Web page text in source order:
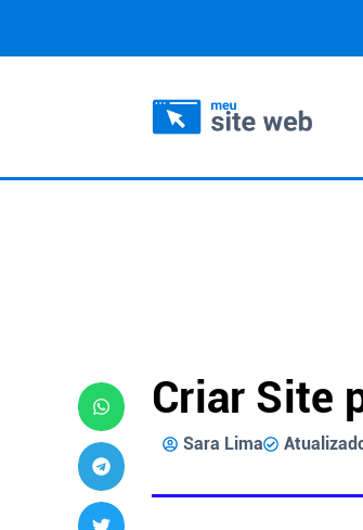
Criar Site
Sara Lima